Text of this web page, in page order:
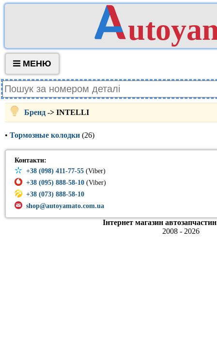
МЕНЮ
Бренд -> INTELLI
• Тормозные колодки (26)
Контакти:
+38 (098) 411-77-55 (Viber)
+38 (095) 888-58-10 (Viber)
+38 (073) 888-58-10
shop@autoyamato.com.ua
Інтернет магазин
2008 - 2026